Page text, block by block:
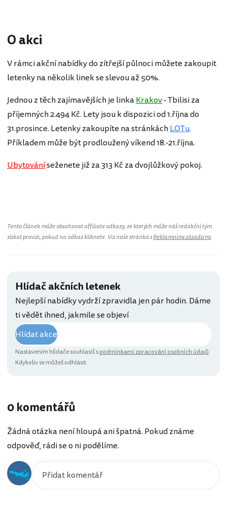
O akci
V rámci akční nabídky do zítřejší půlnoci můžete zakoupit
letenky na několik linek se slevou až 50%.
Jednou z těch zajímavějších je linkaKrakov- Tbilisi za
příjemných 2.494 Kč. Lety jsou k dispozici od 1.října do
31.prosince. Letenky zakoupíte na stránkáchLOTu.
Příkladem může být prodloužený víkend 18.-21.října.
Ubytováníseženete již za 313 Kč za dvojlůžkový pokoj.
Tento článek může obsahovat affiliate odkazy, ze kterých může náš redakční tým
získat provizi, pokud na odkaz kliknete. Viz naše stránka sReklamními zásadami.
Hlídač akčních letenek
Nejlepší nabídky vydrží zpravidla jen pár hodin. Dáme
ti vědět ihned, jakmile se objeví
Hlídat akce
Nastavením hlídače souhlasíš spodmínkami zpracování osobních údajů.
Kdykoliv se můžeš odhlásit.
0 komentářů
Žádná otázka není hloupá ani špatná. Pokud známe
odpověď, rádi se o ni podělíme.